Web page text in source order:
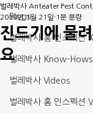
Blogs
벌레박사 홈 인스펙션
벌레박사 Know-Hows
벌레박사 Videos
벌레박사 홈 인스펙션
진드기에 물
요
벌레박사 Anteater Pest
2019년 1월 21일 1분 분량